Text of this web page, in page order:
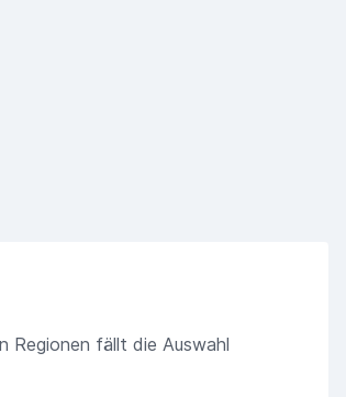
Regionen fällt die Auswahl